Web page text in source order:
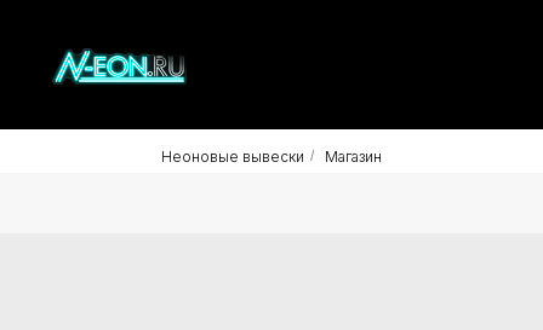
Неоновые вывески / Магазин